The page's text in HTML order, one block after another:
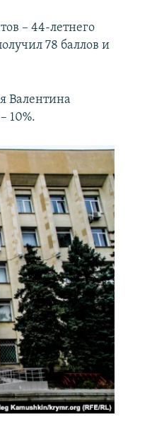
– 44-летнего
78 баллов и
Валентина
10%.